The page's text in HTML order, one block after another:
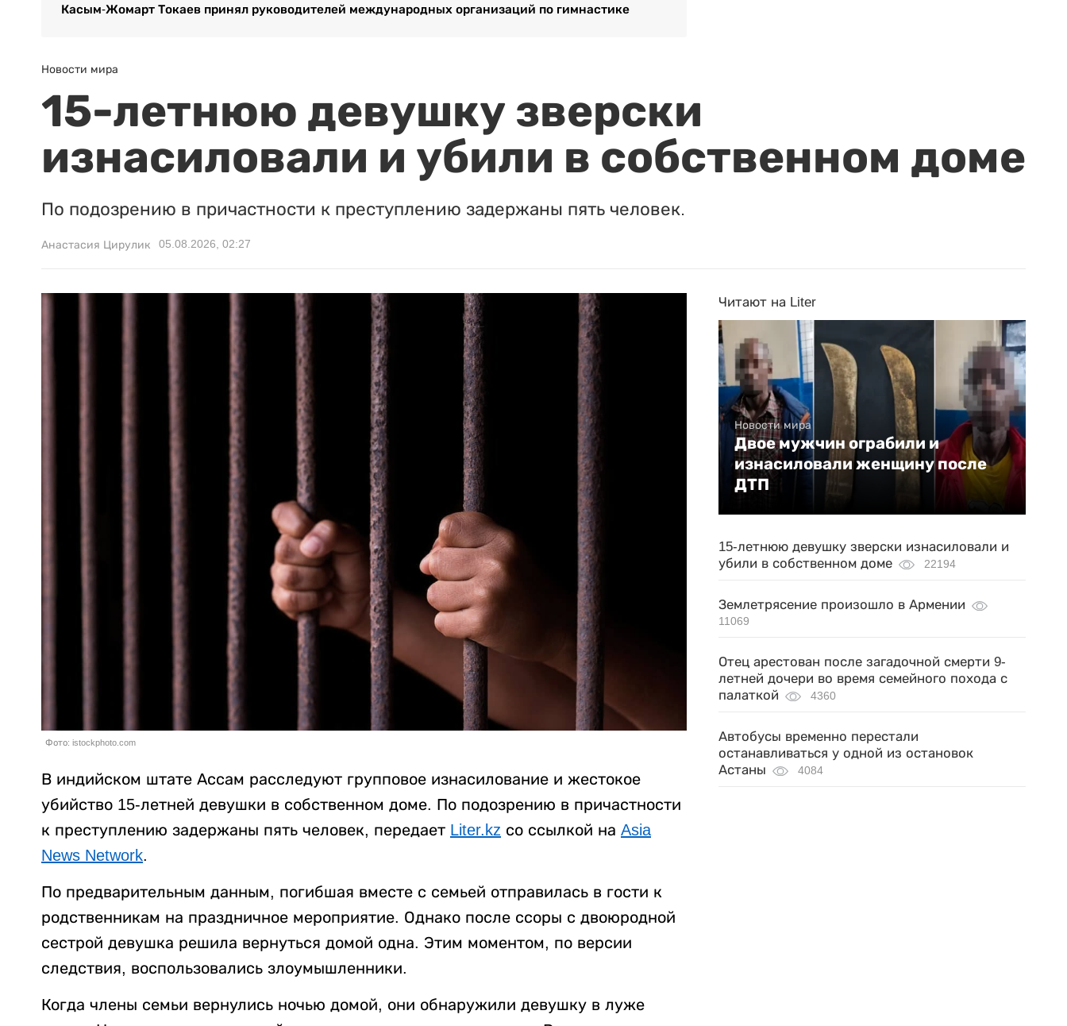
Касым-Жомарт Токаев принял руководителей международных организаций по гимнастике
Новости мира
15-летнюю девушку зверски
изнасиловали и убили в собственном доме
По подозрению в причастности к преступлению задержаны пять человек.
Анастасия Цирулик 05.08.2026, 02:27
Фото: istockphoto.com
В индийском штате Ассам расследуют групповое изнасилование и жестокое
убийство 15-летней девушки в собственном доме. По подозрению в причастности
к преступлению задержаны пять человек, передает Liter.kz со ссылкой на Asia
News Network.
По предварительным данным, погибшая вместе с семьей отправилась в гости к
родственникам на праздничное мероприятие. Однако после ссоры с двоюродной
сестрой девушка решила вернуться домой одна. Этим моментом, по версии
следствия, воспользовались злоумышленники.
Когда члены семьи вернулись ночью домой, они обнаружили девушку в луже
Читают на Liter
Новости мира
Двое мужчин ограбили и
изнасиловали женщину после
ДТП
15-летнюю девушку зверски изнасиловали и
убили в собственном доме
22194
Землетрясение произошло в Армении
11069
Отец арестован после загадочной смерти 9-
летней дочери во время семейного похода с
палаткой
4360
Автобусы временно перестали
останавливаться у одной из остановок
Астаны
4084